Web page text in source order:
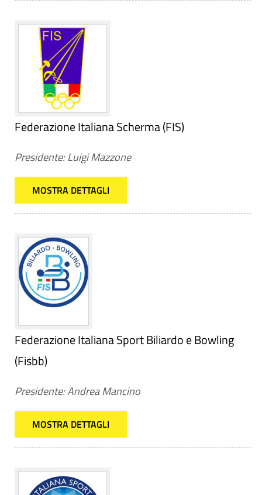
Federazione Italiana Scherma (FIS)
Presidente: Luigi Mazzone
MOSTRA DETTAGLI
Federazione Italiana Sport Biliardo e Bowling
(Fisbb)
Presidente: Andrea Mancino
MOSTRA DETTAGLI